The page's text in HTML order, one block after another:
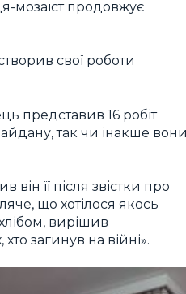
мозаїст продовжує
свої роботи
представив 16 робіт
так чи інакше
її після звістки про
що хотілося якось
вирішив
загинув на війні».